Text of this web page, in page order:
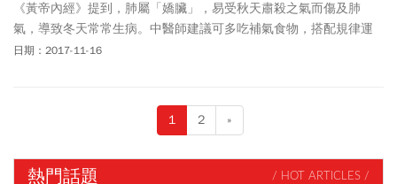
《黃帝內經》提到，肺屬「嬌臟」，易受秋天肅殺之氣而傷及肺
氣，導致冬天常常生病。中醫師建議可多吃補氣食物，搭配規律運
動、早睡早起，就能夠強化肺部功能，降低感冒機率。
日期：2017-11-16
1 2 »
熱門話題 / HOT ARTICLES /